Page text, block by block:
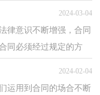
精心整...
2024-03-04
律意识不断增强，合同
同必须经过规定的方
2024-02-04
运用到合同的场合不断